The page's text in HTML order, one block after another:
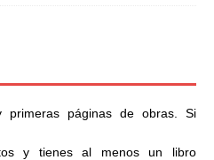
primeras páginas de obras. Si
y tienes al menos un libro